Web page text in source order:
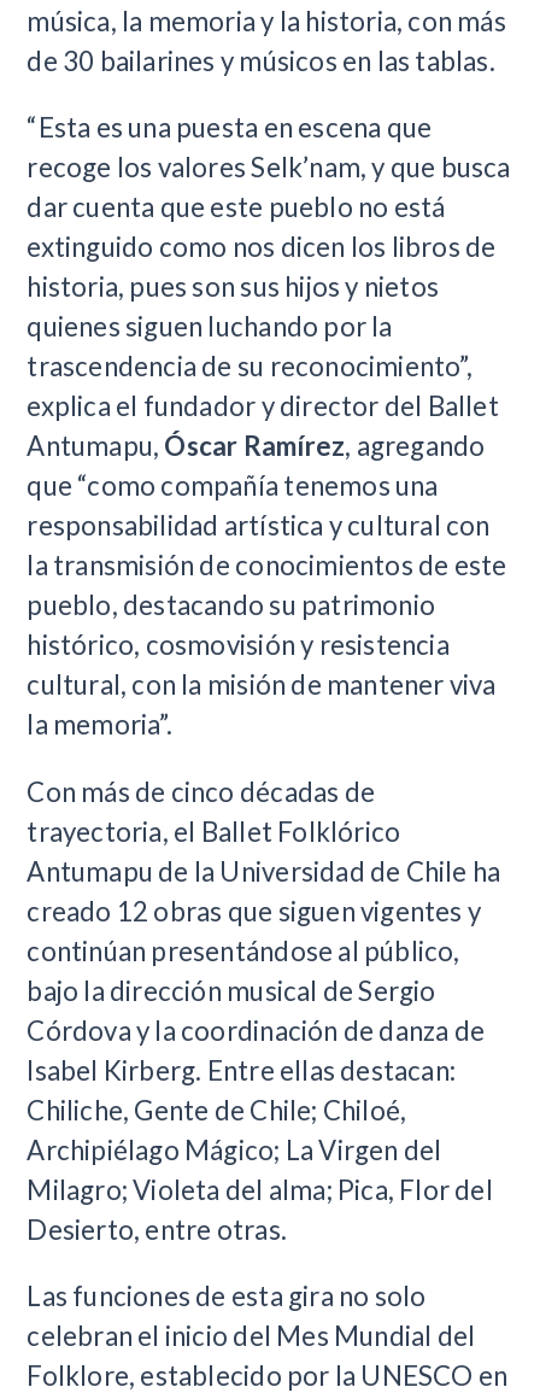
música, la memoria y la historia, con más
de 30 bailarines y músicos en las tablas.
“Esta es una puesta en escena que
recoge los valores Selk’nam, y que busca
dar cuenta que este pueblo no está
extinguido como nos dicen los libros de
historia, pues son sus hijos y nietos
quienes siguen luchando por la
trascendencia de su reconocimiento”,
explica el fundador y director del Ballet
Antumapu, Óscar Ramírez, agregando
que “como compañía tenemos una
responsabilidad artística y cultural con
la transmisión de conocimientos de este
pueblo, destacando su patrimonio
histórico, cosmovisión y resistencia
cultural, con la misión de mantener viva
la memoria”.
Con más de cinco décadas de
trayectoria, el Ballet Folklórico
Antumapu de la Universidad de Chile ha
creado 12 obras que siguen vigentes y
continúan presentándose al público,
bajo la dirección musical de Sergio
Córdova y la coordinación de danza de
Isabel Kirberg. Entre ellas destacan:
Chiliche, Gente de Chile; Chiloé,
Archipiélago Mágico; La Virgen del
Milagro; Violeta del alma; Pica, Flor del
Desierto, entre otras.
Las funciones de esta gira no solo
celebran el inicio del Mes Mundial del
Folklore, establecido por la UNESCO en